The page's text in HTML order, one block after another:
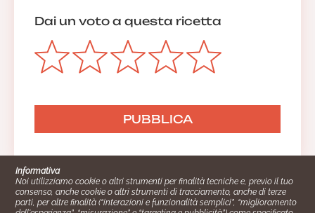
Dai un voto a questa ricetta
Anonimo
05/09/2023 13:40:27
Informativa
Noi utilizziamo cookie o altri strumenti per finalità tecniche e, previo il tuo
consenso, anche cookie o altri strumenti di tracciamento, anche di terze
parti, per altre finalità (“interazioni e funzionalità semplici”, “miglioramento